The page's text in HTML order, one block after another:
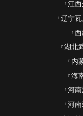
江西
辽宁瓦
西
湖北
内
海
河南
河南